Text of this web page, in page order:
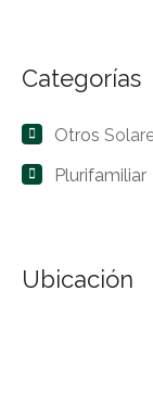
Categorías
Otros
Plurifamiliar
Ubicación